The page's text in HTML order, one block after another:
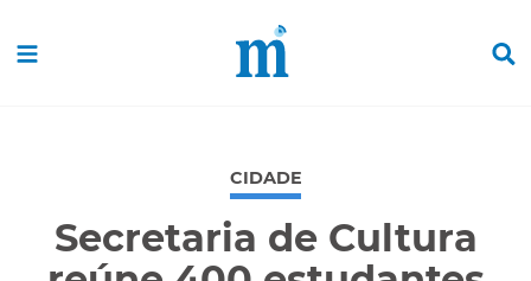
CIDADE
Secretaria de Cultura